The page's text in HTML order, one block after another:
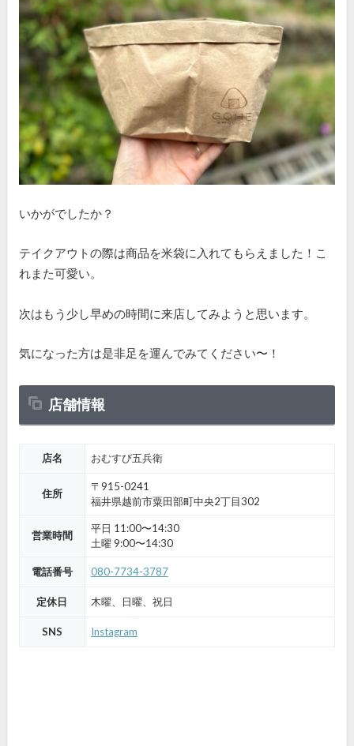
いかがでしたか？
テイクアウトの際は商品を米袋に入れてもらえました！こ
れまた可愛い。
次はもう少し早めの時間に来店してみようと思います。
気になった方は是非足を運んでみてください〜！
店舗情報
店名 おむすび五兵衛
住所
〒915-0241
福井県越前市粟田部町中央2丁目302
営業時間
平日 11:00〜14:30
土曜 9:00〜14:30
電話番号 080-7734-3787
定休日 木曜、日曜、祝日
SNS Instagram